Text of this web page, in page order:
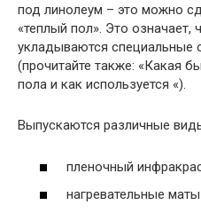
под линолеум – это можно
«теплый пол». Это означает,
укладываются
(прочитайте также: «Какая
пола и как используется «).
Выпускаются различные
пленочный
нагревательные